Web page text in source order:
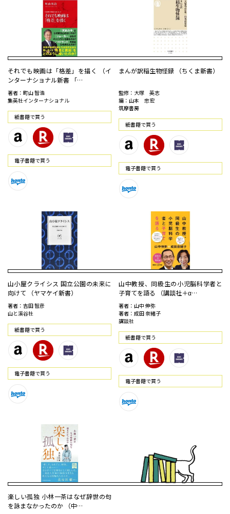
それでも映画は「格差」を描く （イ
ンターナショナル新書 「…
著者：町山 智浩
集英社インターナショナル
紙書籍で買う
電⼦書籍で買う
まんが訳稲生物怪録 （ちくま新書）
監修：大塚 英志
編：山本 忠宏
筑摩書房
紙書籍で買う
電⼦書籍で買う
山小屋クライシス 国立公園の未来に
向けて （ヤマケイ新書）
著者：吉田 智彦
山と溪谷社
紙書籍で買う
電⼦書籍で買う
山中教授、同級生の小児脳科学者と
子育てを語る （講談社＋α…
著者：山中 伸弥
著者：成田 奈緒子
講談社
紙書籍で買う
電⼦書籍で買う
楽しい孤独 小林一茶はなぜ辞世の句
を詠まなかったのか （中…